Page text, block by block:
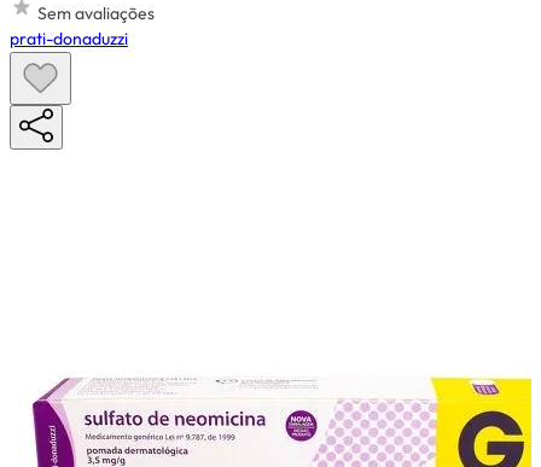
Sem avaliações
prati-donaduzzi